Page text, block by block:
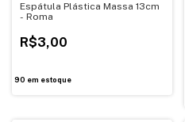
Espátula Plástica Massa 13cm
- Roma
R$3,00
90 em estoque